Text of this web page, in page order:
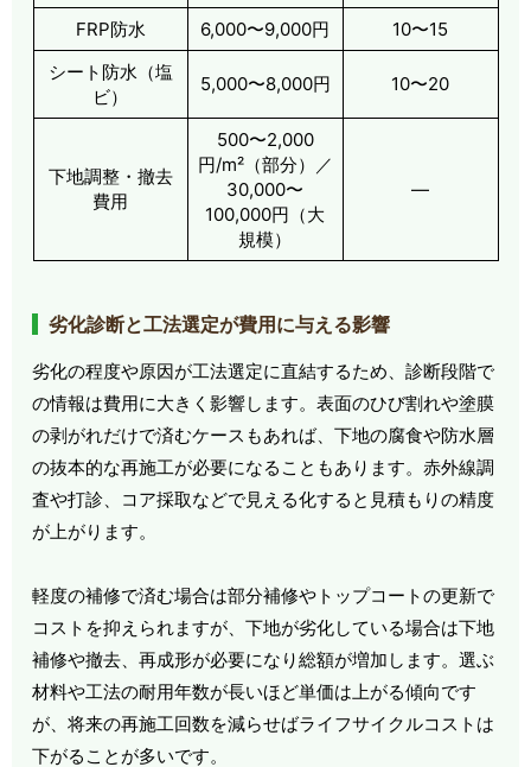
FRP防水 6,000〜9,000円
10〜15
シート防水（塩
ビ）
5,000〜8,000円 10〜20
下地調整・撤去
費用
500〜2,000
円/m²（部分）／
30,000〜
100,000円（大
規模）
―
劣化診断と工法選定が費用に与える影響
劣化の程度や原因が工法選定に直結するため、診断段階で
の情報は費用に大きく影響します。表面のひび割れや塗膜
の剥がれだけで済むケースもあれば、下地の腐食や防水層
の抜本的な再施工が必要になることもあります。赤外線調
査や打診、コア採取などで見える化すると見積もりの精度
が上がります。
軽度の補修で済む場合は部分補修やトップコートの更新で
コストを抑えられますが、下地が劣化している場合は下地
補修や撤去、再成形が必要になり総額が増加します。選ぶ
材料や工法の耐用年数が長いほど単価は上がる傾向です
が、将来の再施工回数を減らせばライフサイクルコストは
下がることが多いです。